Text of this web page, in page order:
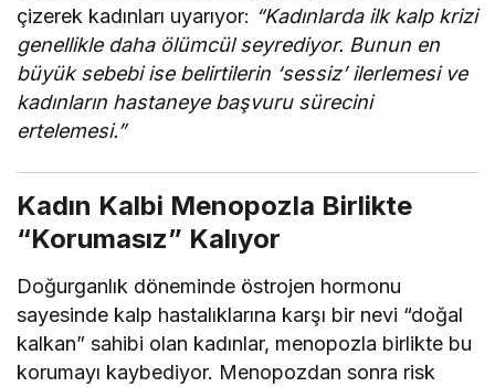
çizerek kadınları uyarıyor: “Kadınlarda ilk kalp krizi
genellikle daha ölümcül seyrediyor. Bunun en
büyük sebebi ise belirtilerin ‘sessiz’ ilerlemesi ve
kadınların hastaneye başvuru sürecini
ertelemesi.”
Kadın Kalbi Menopozla Birlikte
“Korumasız” Kalıyor
Doğurganlık döneminde östrojen hormonu
sayesinde kalp hastalıklarına karşı bir nevi “doğal
kalkan” sahibi olan kadınlar, menopozla birlikte bu
korumayı kaybediyor. Menopozdan sonra risk